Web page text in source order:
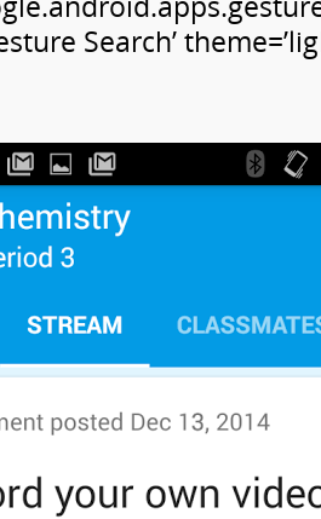
Search’